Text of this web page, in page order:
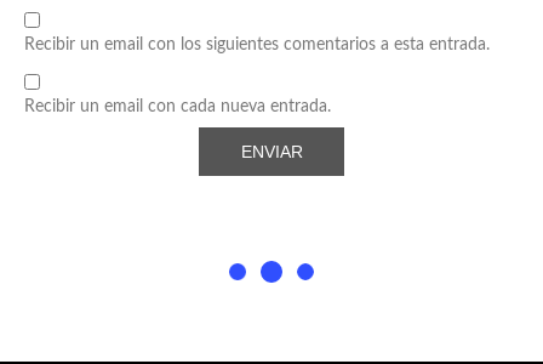
Recibir un email con los siguientes comentarios a esta entrada.
Recibir un email con cada nueva entrada.